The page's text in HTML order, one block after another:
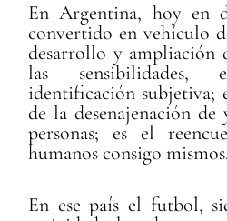
En Argentina, hoy en
convertido en vehículo
desarrollo y ampliación
las
identificación subjetiva;
de la desenajenación
personas; es el
humanos consigo mismos.
En ese país el futbol,